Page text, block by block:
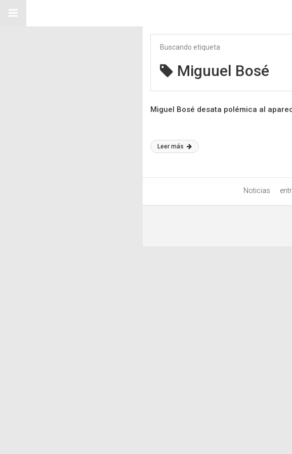
Buscando etiqueta
Miguuel Bosé
Miguel Bosé desata polémica al
Leer más
Noticias